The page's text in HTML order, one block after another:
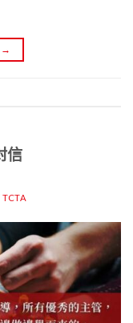
→
信
TCTA